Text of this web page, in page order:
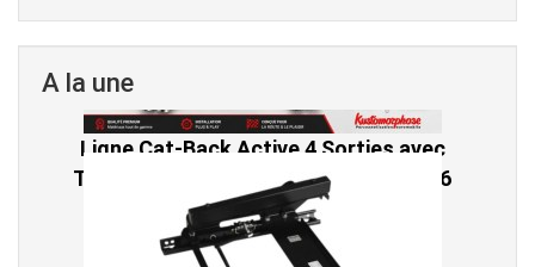
A la une
Ligne Cat-Back Active 4 Sorties avec
Tube en H pour Ford Mustang GT & V6
(2015-2023)
2 690,00 € TTC